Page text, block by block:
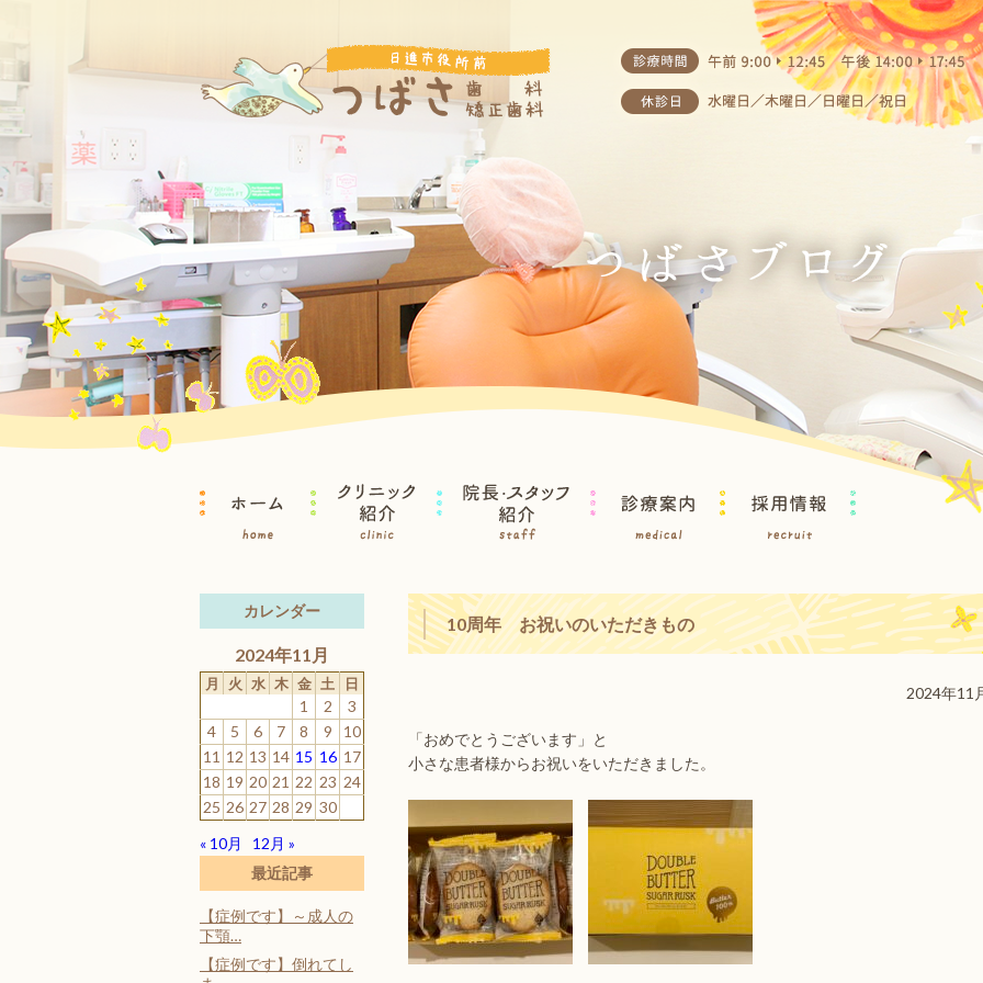
10周年 お祝いのいただきもの
2024年11
「おめでとうございます」と
小さな患者様からお祝いをいただきました。
カレンダー
2024年11月
月 火 水 木 金 土 日
1 2
3
4
5 6 7 8 9
10
11 12 13 14 15 16 17
18 19 20 21 22 23 24
25 26 27 28 29 30
« 10月
12月 »
最近記事
【症例です】～成人の
下顎…
【症例です】倒れてし